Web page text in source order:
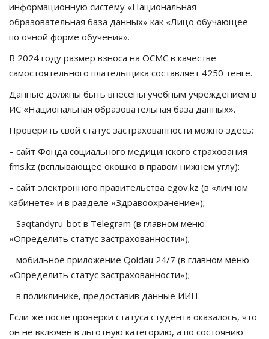
информационную систему «Национальная
образовательная база данных» как «Лицо обучающее
по очной форме обучения».
В 2024 году размер взноса на ОСМС в качестве
самостоятельного плательщика составляет 4250 тенге.
Данные должны быть внесены учебным учреждением в
ИС «Национальная образовательная база данных».
Проверить свой статус застрахованности можно здесь:
– сайт Фонда социального медицинского страхования
fms.kz (всплывающее окошко в правом нижнем углу):
– сайт электронного правительства egov.kz (в «личном
кабинете» и в разделе «Здравоохранение»);
– Saqtandyru-bot в Telegram (в главном меню
«Определить статус застрахованности»);
– мобильное приложение Qoldau 24/7 (в главном меню
«Определить статус застрахованности»);
– в поликлинике, предоставив данные ИИН.
Если же после проверки статуса студента оказалось, что
он не включен в льготную категорию, а по состоянию